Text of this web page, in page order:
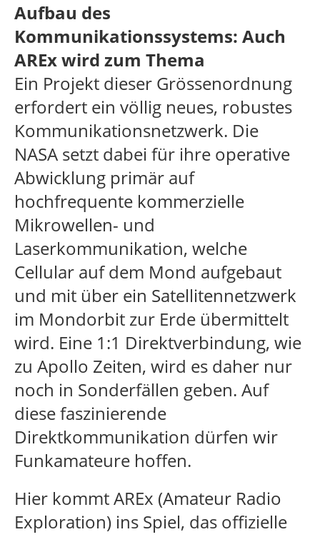
Aufbau des
Kommunikationssystems: Auch
AREx wird zum Thema
Ein Projekt dieser Grössenordnung
erfordert ein völlig neues, robustes
Kommunikationsnetzwerk. Die
NASA setzt dabei für ihre operative
Abwicklung primär auf
hochfrequente kommerzielle
Mikrowellen- und
Laserkommunikation, welche
Cellular auf dem Mond aufgebaut
und mit über ein Satellitennetzwerk
im Mondorbit zur Erde übermittelt
wird. Eine 1:1 Direktverbindung, wie
zu Apollo Zeiten, wird es daher nur
noch in Sonderfällen geben. Auf
diese faszinierende
Direktkommunikation dürfen wir
Funkamateure hoffen.
Hier kommt AREx (Amateur Radio
Exploration) ins Spiel, das offizielle